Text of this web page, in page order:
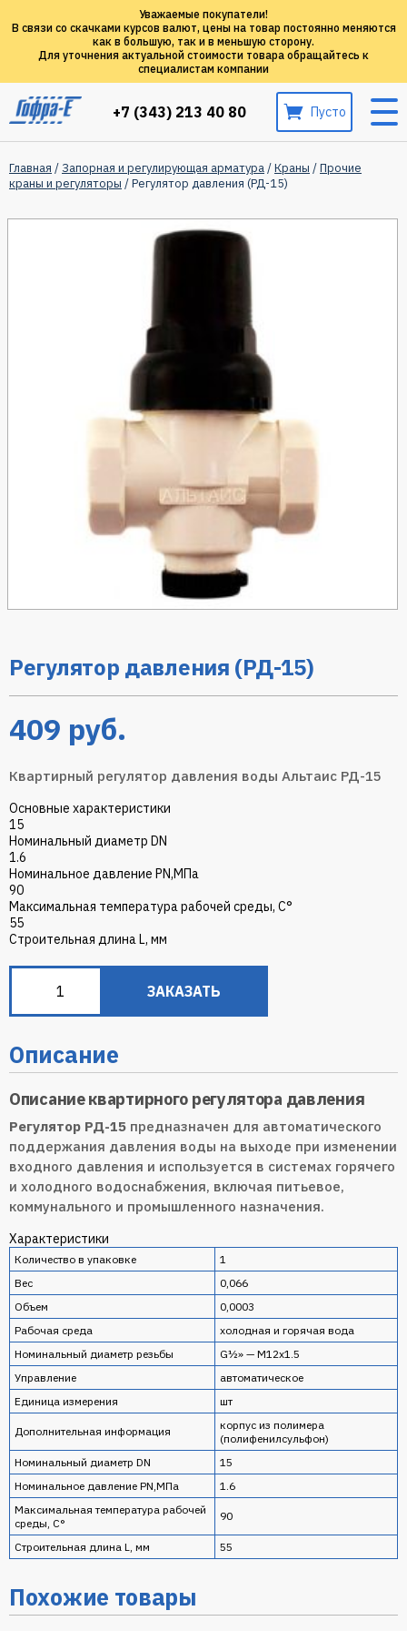
Уважаемые покупатели!
В связи со скачками курсов валют, цены на товар постоянно меняются
как в большую, так и в меньшую сторону.
Для уточнения актуальной стоимости товара обращайтесь к
специалистам компании
+7 (343) 213 40 80 Пусто
Главная /Запорная и регулирующая арматура/Краны /Прочие
краны и регуляторы / Регулятор давления (РД-15)
Регулятор давления (РД-15)
409 руб.
Квартирный регулятор давления воды Альтаис РД-15
Основные характеристики
15
Номинальный диаметр DN
1.6
Номинальное давление PN,МПа
90
Максимальная температура рабочей среды, С°
55
Строительная длина L, мм
ЗАКАЗАТЬ
Описание
Описание квартирного регулятора давления
Регулятор РД-15 предназначен для автоматического
поддержания давления воды на выходе при изменении
входного давления и используется в системах горячего
и холодного водоснабжения, включая питьевое,
коммунального и промышленного назначения.
Характеристики
Количество в упаковке
1
Вес
0,066
Объем
0,0003
Рабочая среда
холодная и горячая вода
Номинальный диаметр резьбы
G½» — М12х1.5
Управление
автоматическое
Единица измерения
шт
Дополнительная информация
корпус из полимера
(полифенилсульфон)
Номинальный диаметр DN
15
Номинальное давление PN,МПа
1.6
Максимальная температура рабочей
среды, С°
90
Строительная длина L, мм 55
Похожие товары